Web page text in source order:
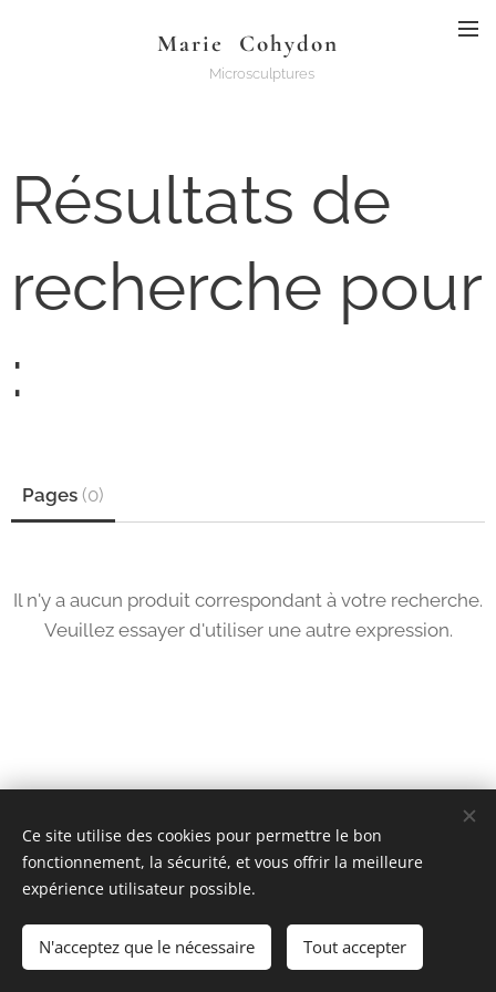
Marie Cohydon
Microsculptures
Résultats de
recherche pour
:
Pages (0)
Il n'y a aucun produit correspondant à votre recherche.
Veuillez essayer d'utiliser une autre expression.
Cookies
Ce site utilise des cookies pour permettre le bon
fonctionnement, la sécurité, et vous offrir la meilleure
expérience utilisateur possible.
N'acceptez que le nécessaire Tout accepter